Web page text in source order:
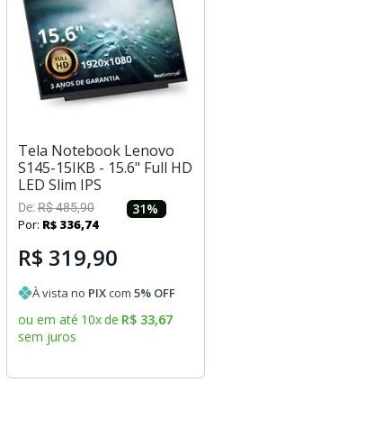
Tela Notebook Lenovo
S145-15IKB - 15.6" Full HD
LED Slim IPS
De:R$485,90 31%
Por: R$ 336,74
R$ 319,90
À vista no PIXcom 5% OFF
ou em até 10xde R$ 33,67
sem juros